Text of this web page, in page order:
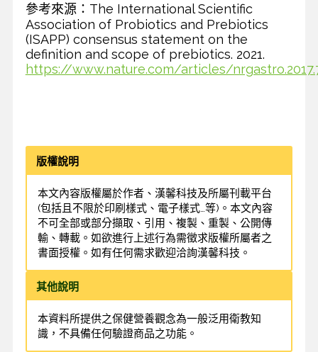
參考來源：The International Scientific
Association of Probiotics and Prebiotics
(ISAPP) consensus statement on the
definition and scope of prebiotics. 2021.
https://www.nature.com/articles/
版權說明
本文內容版權屬於作者、漢馨科技及所屬刊載平台
(包括且不限於印刷樣式、電子樣式…等)。本文內容
不可全部或部分擷取、引用、複製、重製、公開傳
輸、轉載。如欲進行上述行為需徵求版權所屬者之
書面授權。如有任何需求歡迎洽詢漢馨科技。
其他說明
本資料所提供之保健營養觀念為一般泛用衛教知
識，不具備任何驗證商品之功能。